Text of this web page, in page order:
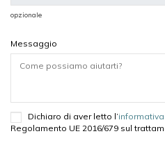
opzionale
Messaggio
Dichiaro di aver letto l’
Regolamento UE 2016/679 sul